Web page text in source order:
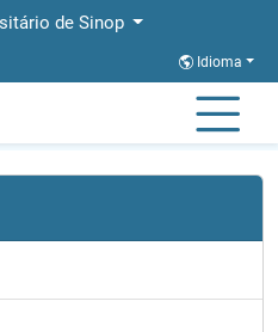
de Sinop
Idioma